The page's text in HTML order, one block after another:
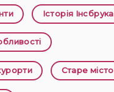
Історія Інсбрука
Старе місто